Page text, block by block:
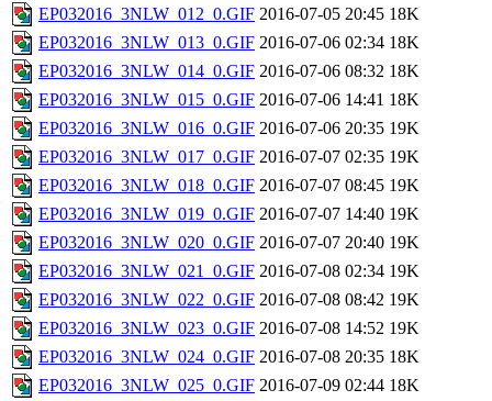
EP032016_3NLW_012_0.GIF 2016-07-05 20:45 18K
EP032016_3NLW_013_0.GIF 2016-07-06 02:34 18K
EP032016_3NLW_014_0.GIF 2016-07-06 08:32 18K
EP032016_3NLW_015_0.GIF 2016-07-06 14:41 18K
EP032016_3NLW_016_0.GIF 2016-07-06 20:35 19K
EP032016_3NLW_017_0.GIF 2016-07-07 02:35 19K
EP032016_3NLW_018_0.GIF 2016-07-07 08:45 19K
EP032016_3NLW_019_0.GIF 2016-07-07 14:40 19K
EP032016_3NLW_020_0.GIF 2016-07-07 20:40 19K
EP032016_3NLW_021_0.GIF 2016-07-08 02:34 19K
EP032016_3NLW_022_0.GIF 2016-07-08 08:42 19K
EP032016_3NLW_023_0.GIF 2016-07-08 14:52 19K
EP032016_3NLW_024_0.GIF 2016-07-08 20:35 18K
EP032016_3NLW_025_0.GIF 2016-07-09 02:44 18K